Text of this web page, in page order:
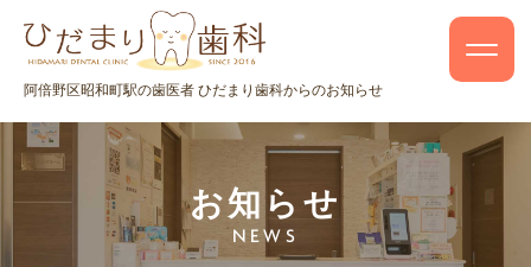
阿倍野区昭和町駅の歯医者 ひだまり歯科からのお知らせ
お知らせ
NEWS